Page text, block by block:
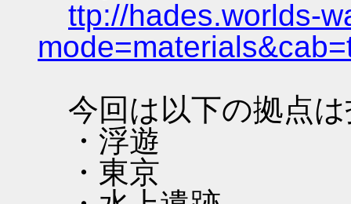
ttp://hades.worlds-
今回は以下の拠点
・浮遊
・東京